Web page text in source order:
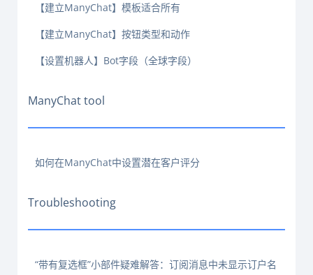
【建立ManyChat】模板适合所有
【建立ManyChat】按钮类型和动作
【设置机器人】Bot字段（全球字段）
ManyChat tool
如何在ManyChat中设置潜在客户评分
Troubleshooting
“带有复选框”小部件疑难解答：订阅消息中未显示订户名